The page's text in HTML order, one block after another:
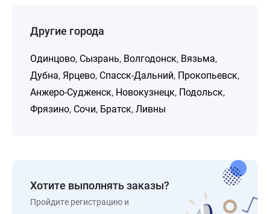
Другие города
Одинцово, Сызрань, Волгодонск, Вязьма,
Дубна, Ярцево, Спасск-Дальний, Прокопьевск,
Анжеро-Судженск, Новокузнецк, Подольск,
Фрязино, Сочи, Братск, Ливны
Хотите выполнять заказы?
Пройдите регистрацию и